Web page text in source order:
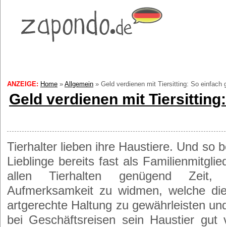
ANZEIGE: Home » Allgemein » Geld verdienen mit Tiersitting: So einfach
Geld verdienen mit
Tierhalter lieben ihre Haustiere. Und so
Lieblinge bereits fast als
allen Tierhalten genügend Zeit,
Aufmerksamkeit zu widmen, welche
artgerechte Haltung zu gewährleisten
bei Geschäftsreisen sein Haustier gut